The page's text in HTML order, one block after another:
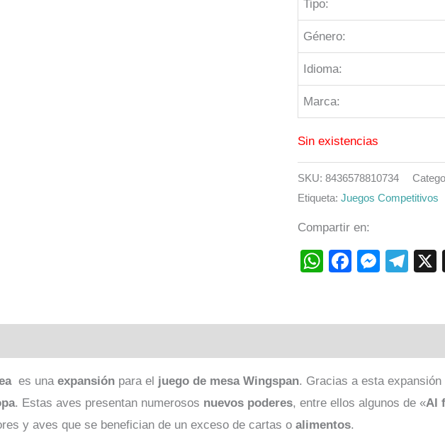
Tipo:
Género:
Idioma:
Marca:
Sin existencias
SKU: 8436578810734
Etiqueta: Juegos Competitivos
Compartir en:
WhatsApp
es una expansión para el juego de mesa Wingspan. Gracias a esta expansión
. Estas aves presentan numerosos nuevos poderes, entre ellos algunos de «Al
y aves que se benefician de un exceso de cartas o alimentos.